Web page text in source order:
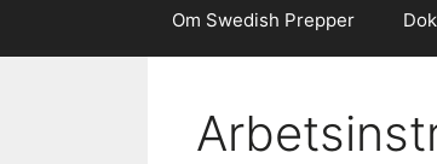
Om Swedish Prepper